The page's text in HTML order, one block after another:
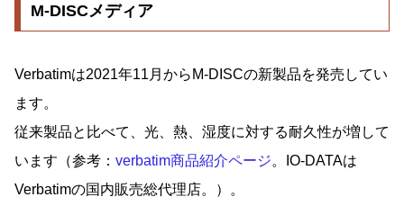
M-DISCメディア
Verbatimは2021年11月からM-DISCの新製品を発売してい
ます。
従来製品と比べて、光、熱、湿度に対する耐久性が増して
います（参考： verbatim商品紹介ページ。IO-DATAは
Verbatimの国内販売総代理店。）。